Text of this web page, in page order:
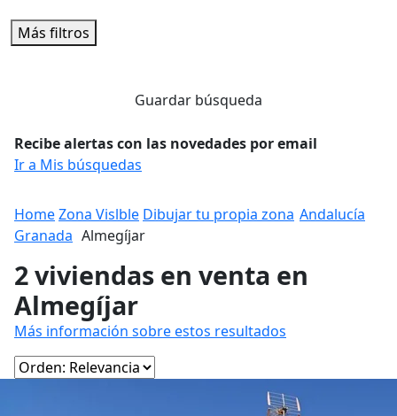
Más filtros
Guardar búsqueda
Recibe alertas con las novedades por email
Ir a Mis búsquedas
HomeZona Vislble Dibujar tu propia zona Andalucía
Granada Almegíjar
2 viviendas en venta en
Almegíjar
Más información sobre estos resultados